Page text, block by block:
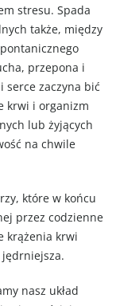
stresu. Spada
także, między
przepona i
serce zaczyna bić
krwi i organizm
lub żyjących
na chwile
które w końcu
przez codzienne
krążenia krwi
jędrniejsza.
nasz układ